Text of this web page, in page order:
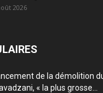
2026
de la démolition
« la plus grosse...